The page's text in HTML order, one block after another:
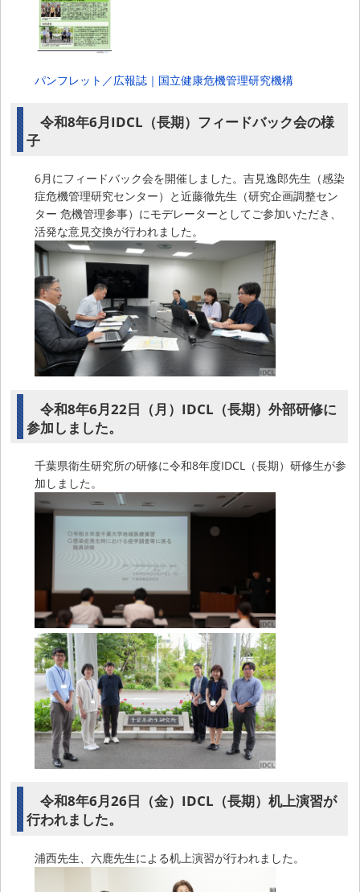
パンフレット／広報誌｜国立健康危機管理研究機構
令和8年6月IDCL（長期）フィードバック会の様
子
6月にフィードバック会を開催しました。吉見逸郎先生（感染
症危機管理研究センター）と近藤徹先生（研究企画調整セン
ター 危機管理参事）にモデレーターとしてご参加いただき、
活発な意見交換が行われました。
令和8年6月22日（月）IDCL（長期）外部研修に
参加しました。
千葉県衛生研究所の研修に令和8年度IDCL（長期）研修生が参
加しました。
令和8年6月26日（金）IDCL（長期）机上演習が
行われました。
浦西先生、六鹿先生による机上演習が行われました。